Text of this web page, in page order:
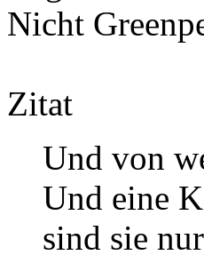
Nicht
Zitat
Und von
Und eine
sind sie